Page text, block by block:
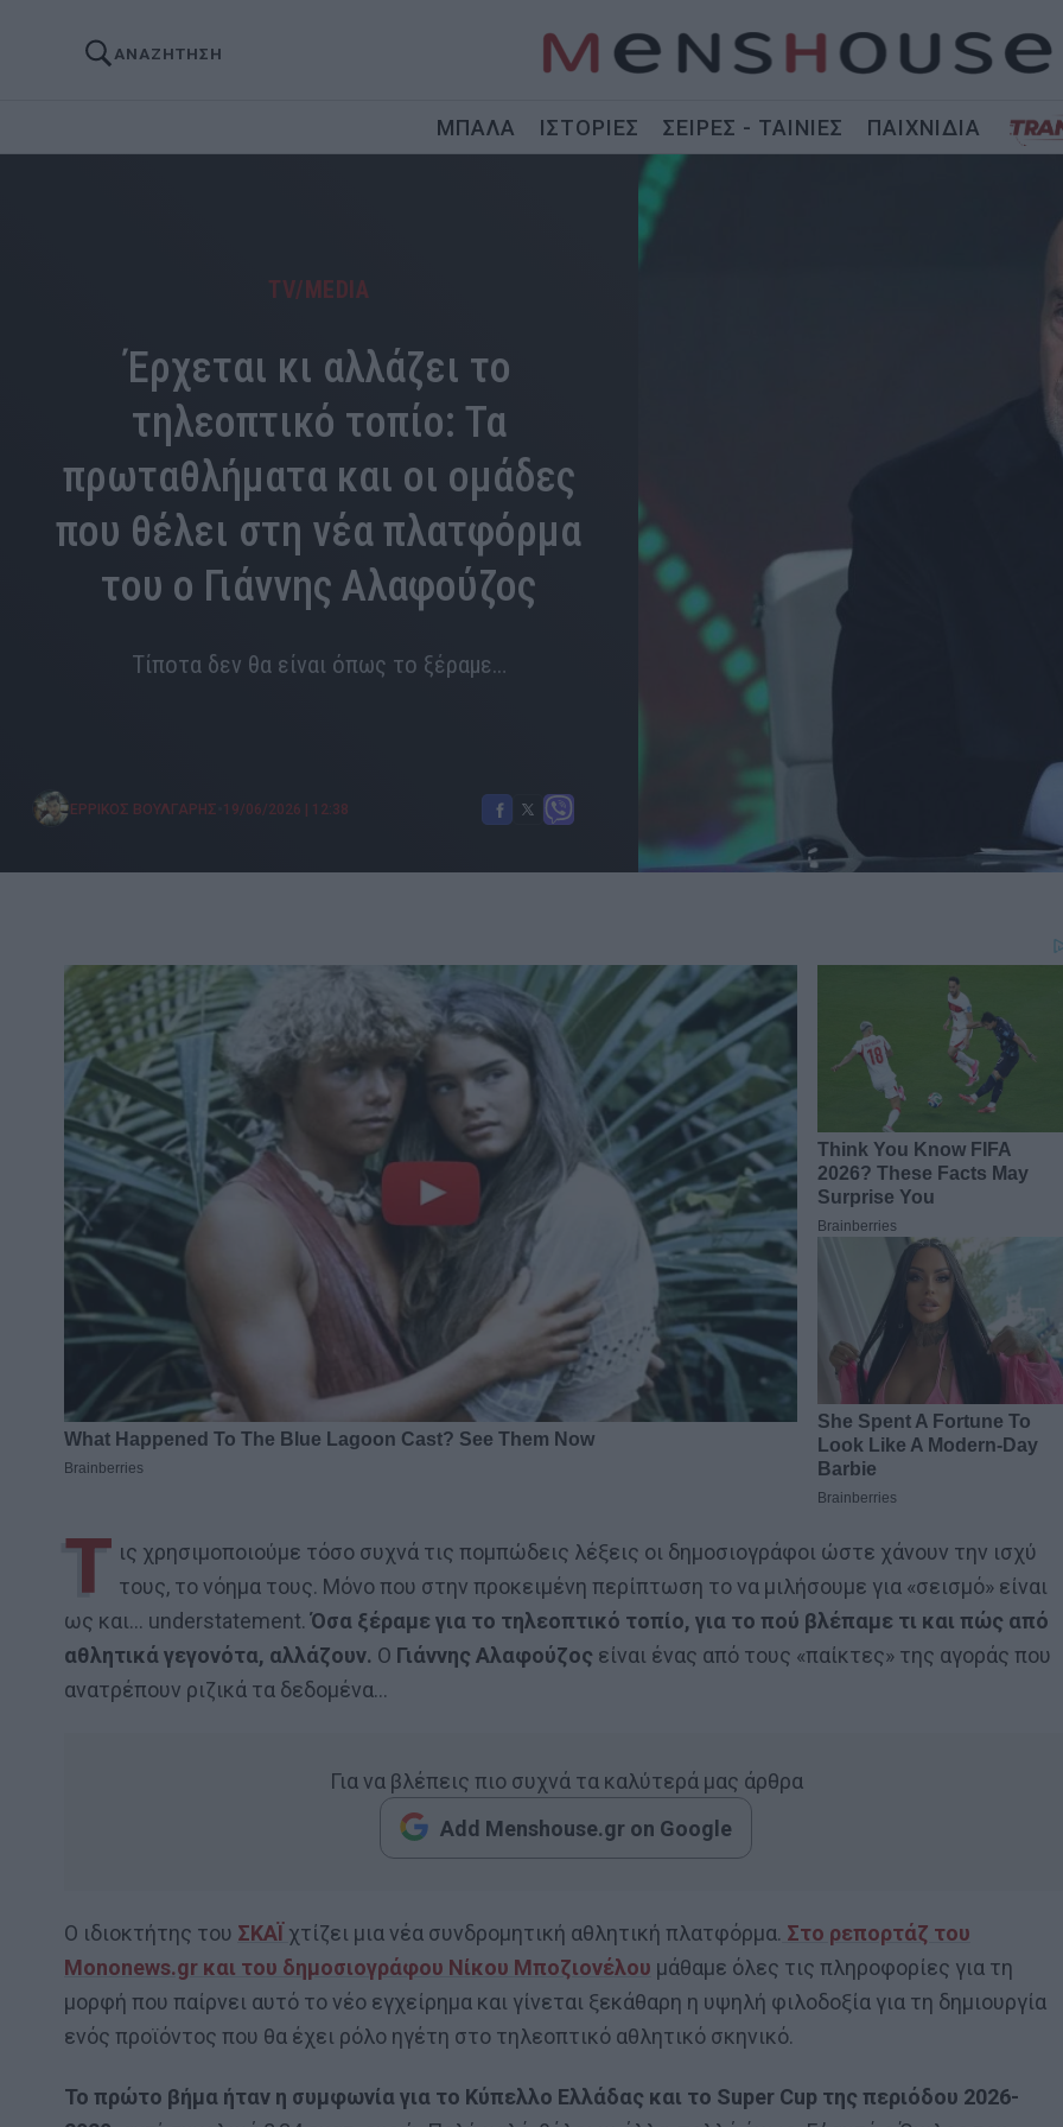
ΑΝΑΖΗΤΗΣΗ
ΜΠΑΛΑ ΙΣΤΟΡΙΕΣ ΣΕΙΡΕΣ - ΤΑΙΝΙΕΣ ΠΑΙΧΝΙΔΙΑ
TV/MEDIA
Έρχεται κι αλλάζει το
τηλεοπτικό τοπίο: Τα
πρωταθλήματα και οι ομάδες
που θέλει στη νέα πλατφόρμα
του ο Γιάννης Αλαφούζος
Τίποτα δεν θα είναι όπως το ξέραμε…
ΕΡΡΙΚΟΣ ΒΟΥΛΓΑΡΗΣ 19/06/2026 | 12:38
Τ ις χρησιμοποιούμε τόσο συχνά τις πομπώδεις λέξεις οι δημοσιογράφοι ώστε χάνουν την ισχύ
τους, το νόημα τους. Μόνο που στην προκειμένη περίπτωση το να μιλήσουμε για «σεισμό» είναι
ως και… understatement.Όσα ξέραμε για το τηλεοπτικό τοπίο, για το πού βλέπαμε τι και πώς από
αθλητικά γεγονότα, αλλάζουν. Ο Γιάννης Αλαφούζος είναι ένας από τους «παίκτες» της αγοράς που
ανατρέπουν ριζικά τα δεδομένα…
Για να βλέπεις πιο συχνά τα καλύτερά μας άρθρα
Add Menshouse.gr on Google
Ο ιδιοκτήτης του ΣΚΑΪ χτίζει μια νέα συνδρομητική αθλητική πλατφόρμα. Στο ρεπορτάζ του
Mononews.gr και του δημοσιογράφου Νίκου Μποζιονέλου μάθαμε όλες τις πληροφορίες για τη
μορφή που παίρνει αυτό το νέο εγχείρημα και γίνεται ξεκάθαρη η υψηλή φιλοδοξία για τη δημιουργία
ενός προϊόντος που θα έχει ρόλο ηγέτη στο τηλεοπτικό αθλητικό σκηνικό.
Το πρώτο βήμα ήταν η συμφωνία για το Κύπελλο Ελλάδας και το Super Cup της περιόδου 2026-